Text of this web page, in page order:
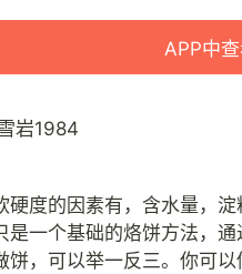
APP中
岩1984
硬度的因素有，含水量，
是一个基础的烙饼方法，
饼，可以举一反三。你可